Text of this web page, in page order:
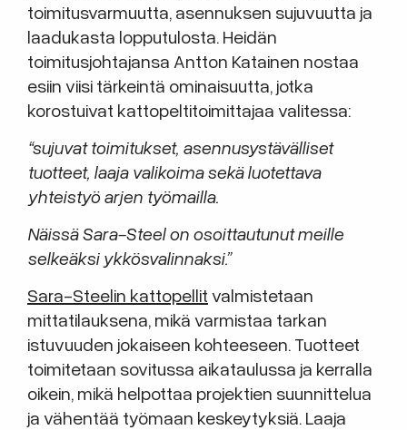
toimitusvarmuutta, asennuksen sujuvuutta ja
laadukasta lopputulosta. Heidän
toimitusjohtajansa Antton Katainen nostaa
esiin viisi tärkeintä ominaisuutta, jotka
korostuivat kattopeltitoimittajaa valitessa:
“sujuvat toimitukset, asennusystävälliset
tuotteet, laaja valikoima sekä luotettava
yhteistyö arjen työmailla.
Näissä Sara-Steel on osoittautunut meille
selkeäksi ykkösvalinnaksi.”
Sara-Steelin kattopellit valmistetaan
mittatilauksena, mikä varmistaa tarkan
istuvuuden jokaiseen kohteeseen. Tuotteet
toimitetaan sovitussa aikataulussa ja kerralla
oikein, mikä helpottaa projektien suunnittelua
ja vähentää työmaan keskeytyksiä. Laaja